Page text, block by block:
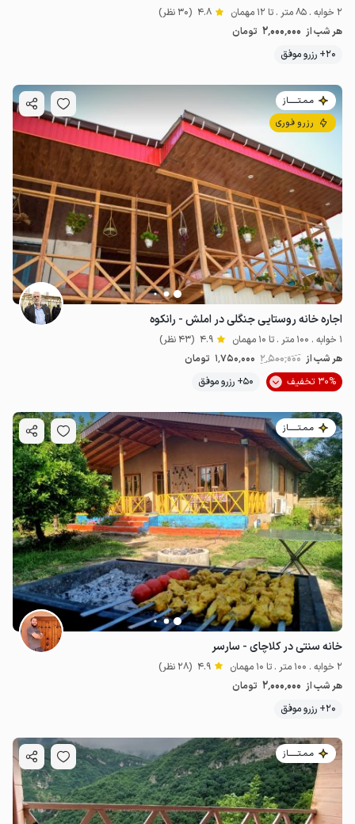
2 خوابه . 85 متر . تا 12 مهمان 4.8 (30 نظر)
هر شب از 2٬000٬000 تومان
20+ رزرو موفق
مـمـتــــــاز
رزرو فوری
اجاره خانه روستایی جنگلی در املش - رانکوه
1 خوابه . 100 متر . تا 10 مهمان 4.9 (43 نظر)
هر شب از 2٬500٬000 1٬750٬000 تومان
30% تخفیف
50+ رزرو موفق
مـمـتــــــاز
خانه سنتی در کلاچای - سارسر
2 خوابه . 100 متر . تا 10 مهمان 4.9 (28 نظر)
هر شب از 2٬000٬000 تومان
20+ رزرو موفق
مـمـتــــــاز